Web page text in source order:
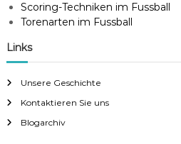
Scoring-Techniken im Fussball
Torenarten im Fussball
Links
Unsere Geschichte
Kontaktieren Sie uns
Blogarchiv